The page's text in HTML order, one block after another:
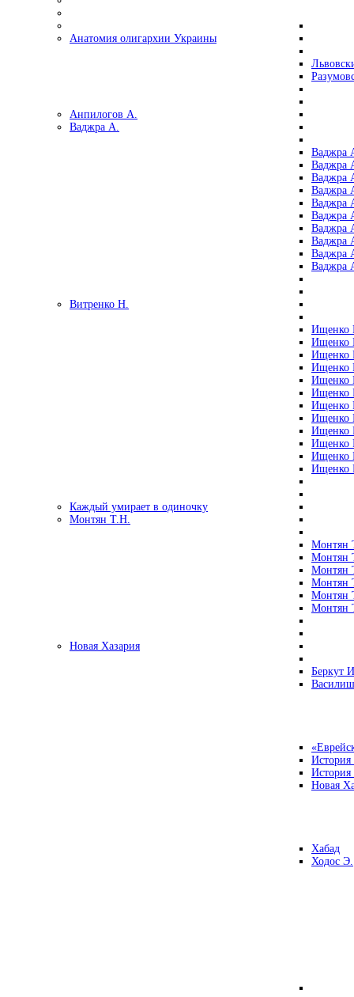
Анатомия олигархии Украины
Анпилогов А.
Ваджра А.
Ваджра
Ваджра
Ваджра
Ваджра
Ваджра
Ваджра
Ваджра
Ваджра
Ваджра
Ваджра
Витренко Н.
Ищенко
Ищенко
Ищенко
Ищенко
Ищенко
Ищенко
Ищенко
Ищенко
Ищенко
Ищенко
Ищенко
Ищенко
Каждый умирает в одиночку
Монтян Т.Н.
Монтян
Монтян
Монтян
Монтян
Монтян
Монтян
Новая Хазария
Беркут
Новая
Хабад
Ходос Э.